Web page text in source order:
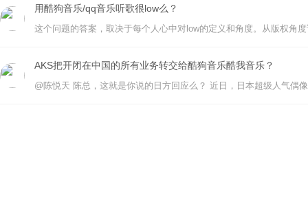
用酷狗音乐/qq音乐听歌很low么？
AKS把开闭在中国的所有业务转交给酷狗音乐酷我音乐？